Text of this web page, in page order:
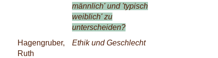
männlich' und 'typisch
weiblich' zu
unterscheiden?
Hagengruber,
Ruth
Ethik und Geschlecht